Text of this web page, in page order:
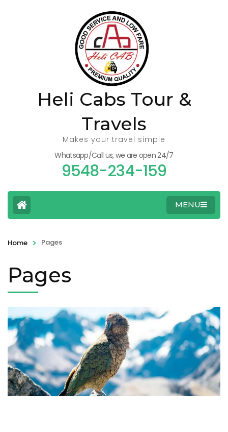
Heli Cabs Tour &
Travels
Makes your travel simple
Whatsapp/Call us, we are open 24/7
9548-234-159
MENU
Home > Pages
Pages